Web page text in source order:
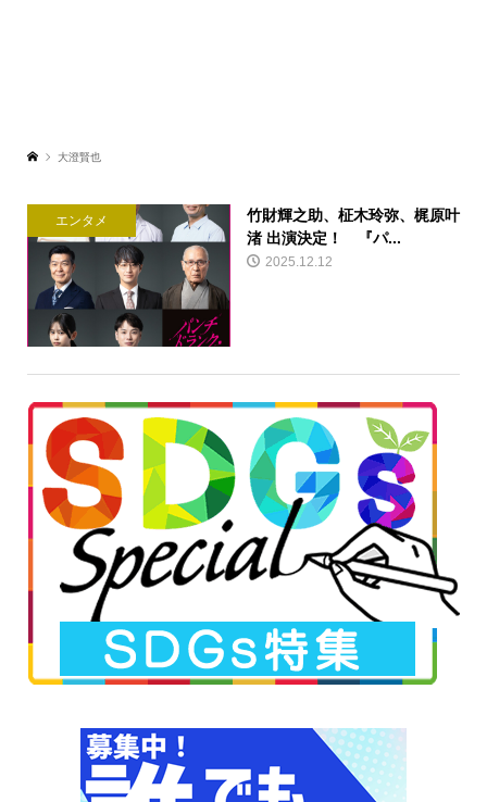
大澄賢也
エンタメ
竹財輝之助、柾木玲弥、梶原叶
渚 出演決定！ 『パ...
2025.12.12